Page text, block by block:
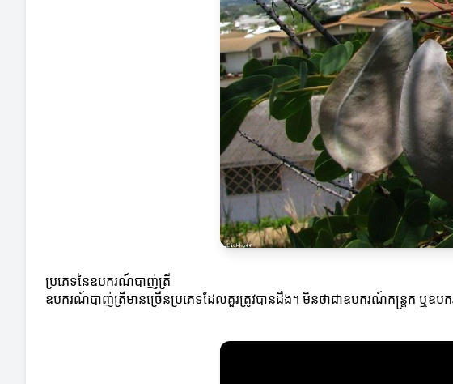
ប្រភេទនៃឧបករណ៍បាញ់ត្រី
ឧបករណ៍បាញ់ត្រីមានច្រើនប្រភេទដែលគួរត្រូវបានដឹង។ មិនថាជាឧបករណ៍កន្រ្តក ឬ